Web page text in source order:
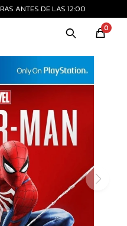
ANTES DE LAS 12:00
0
MI CUENTA